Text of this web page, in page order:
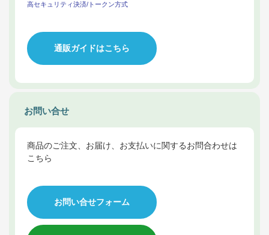
高セキュリティ決済/トークン方式
通販ガイドはこちら
お問い合せ
商品のご注文、お届け、お支払いに関するお問合わせは
こちら
お問い合せフォーム